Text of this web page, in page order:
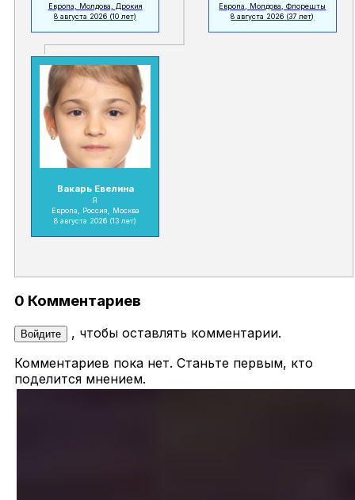
Европа, Молдова, Дрокия
8 августа 2026 (10 лет)
Европа, Молдова, Флорешты
8 августа 2026 (37 лет)
Вакарь Евелина
Я
Европа, Россия, Москва
8 августа 2026 (13 лет)
0 Комментариев
Войдите
, чтобы оставлять комментарии.
Комментариев пока нет. Станьте первым, кто
поделится мнением.